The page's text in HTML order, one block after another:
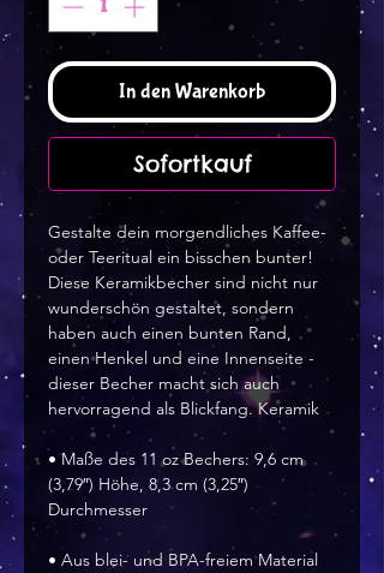
In den Warenkorb
Sofortkauf
Gestalte dein morgendliches Kaffee-
oder Teeritual ein bisschen bunter!
Diese Keramikbecher sind nicht nur
wunderschön gestaltet, sondern
haben auch einen bunten Rand,
einen Henkel und eine Innenseite -
dieser Becher macht sich auch
hervorragend als Blickfang. Keramik
• Maße des 11 oz Bechers: 9,6 cm
(3,79″) Höhe, 8,3 cm (3,25″)
Durchmesser
• Aus blei- und BPA-freiem Material